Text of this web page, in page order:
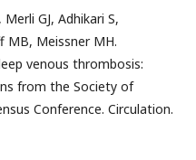
GJ, Adhikari S,
MB, Meissner MH.
venous thrombosis:
from the Society of
Conference. Circulation.